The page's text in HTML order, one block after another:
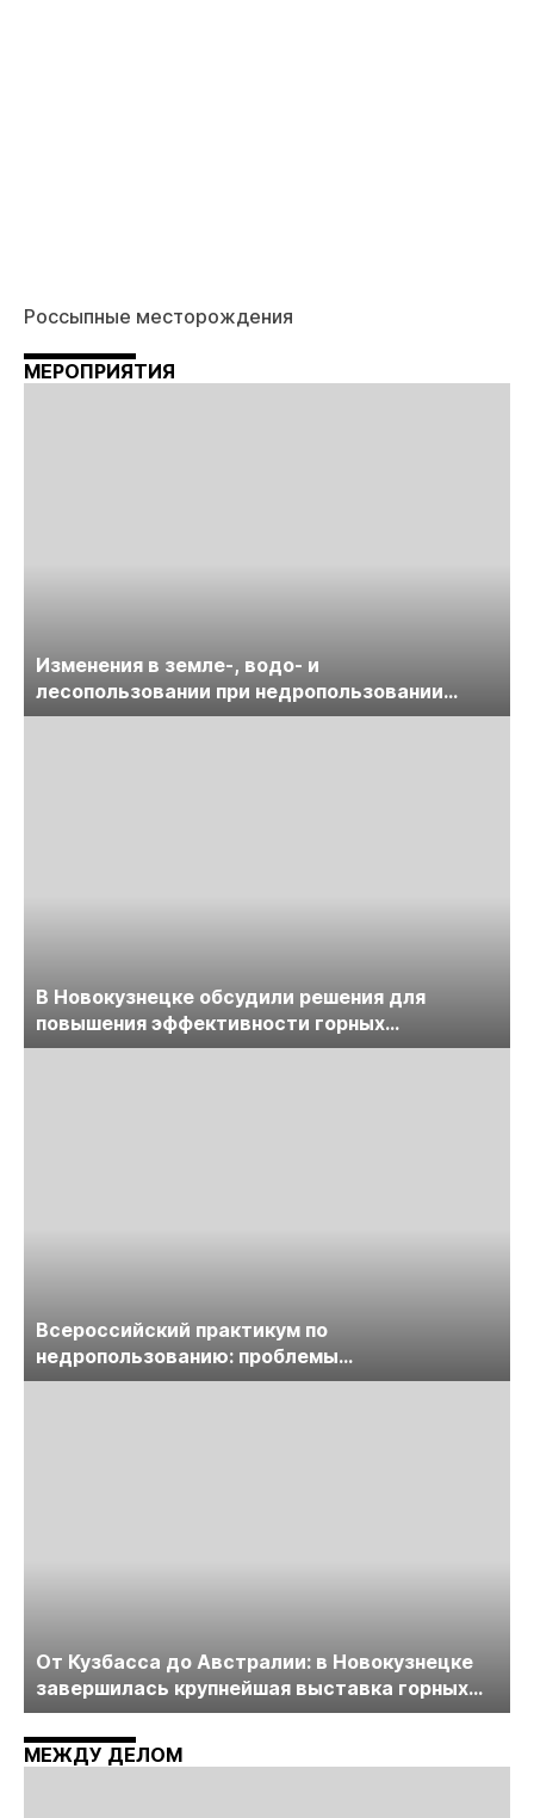
Россыпные месторождения
МЕРОПРИЯТИЯ
Изменения в земле-, водо- и
лесопользовании при недропользовании
обсудят на семинаре «ПравоТЭК»
В Новокузнецке обсудили решения для
повышения эффективности горных
предприятий
Всероссийский практикум по
недропользованию: проблемы
лицензирования, цифровизации, экспертизы
От Кузбасса до Австралии: в Новокузнецке
завершилась крупнейшая выставка горных
технологий «Недра России. Уголь России и
Майнинг»
МЕЖДУ ДЕЛОМ